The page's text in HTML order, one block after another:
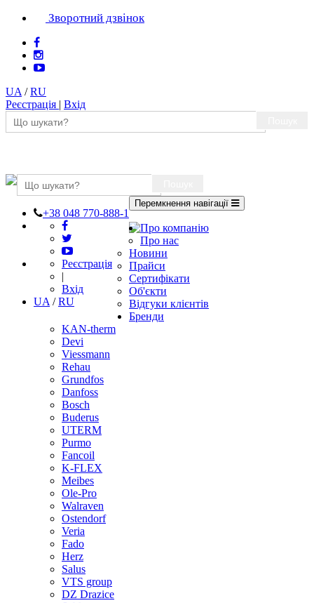
Зворотний дзвінок
UA /RU
Реєстрація | Вхід
+38 048 770-888-1
Реєстрація
|
Вхід
UA /RU
Перемкнення навігації
Про компанію
Про нас
Новини
Прайси
Сертифікати
Об'єкти
Відгуки клієнтів
Бренди
KAN-therm
Devi
Viessmann
Rehau
Grundfos
Danfoss
Bosch
Buderus
UTERM
Purmo
Fancoil
K-FLEX
Meibes
Ole-Pro
Walraven
Ostendorf
Veria
Fado
Herz
Salus
VTS group
DZ Drazice